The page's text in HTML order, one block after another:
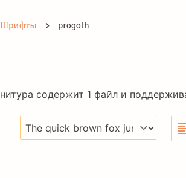
Шрифты progoth
содержит 1 файл и